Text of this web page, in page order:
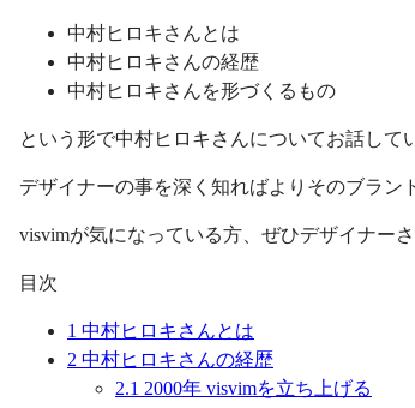
中村ヒロキさんとは
中村ヒロキさんの経歴
中村ヒロキさんを形づくるもの
という形で中村ヒロキさんについてお話して
デザイナーの事を深く知ればよりそのブラン
visvimが気になっている方、ぜひデザイナー
目次
1 中村ヒロキさんとは
2 中村ヒロキさんの経歴
2.1 2000年 visvimを立ち上げる